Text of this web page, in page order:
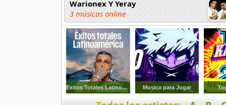
Warionex Y Yeray
3 músicas online
Warma Llaki
11 músicas online
Warner
23 músicas online
Exitos Totales Latinoamerica Musica para Jugar